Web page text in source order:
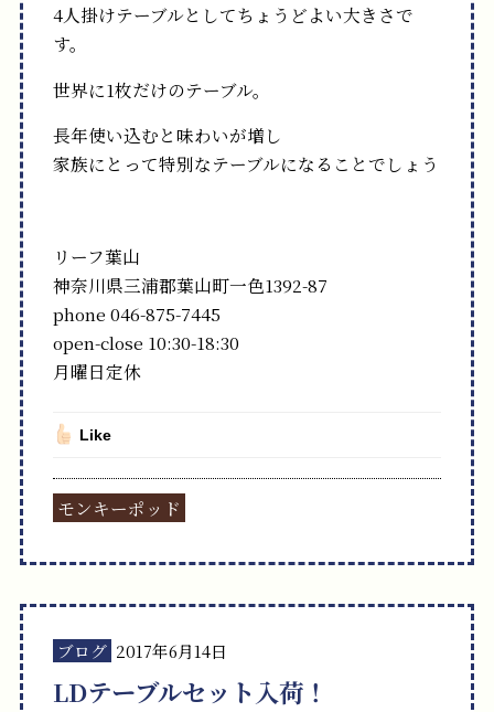
4人掛けテーブルとしてちょうどよい大きさで
す。
世界に1枚だけのテーブル。
長年使い込むと味わいが増し
家族にとって特別なテーブルになることでしょう
リーフ葉山
神奈川県三浦郡葉山町一色1392-87
phone 046-875-7445
open-close 10:30-18:30
月曜日定休
Like
モンキーポッド
ブログ 2017年6月14日
LDテーブルセット入荷！